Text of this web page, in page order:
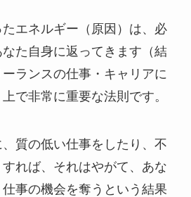
エネルギー（原因）は、必
た自身に返ってきます（結
ランスの仕事・キャリアに
で非常に重要な法則です。
質の低い仕事をしたり、不
れば、それはやがて、あな
事の機会を奪うという結果